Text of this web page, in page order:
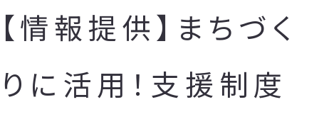
【情報提供】まちづく
りに活用！支援制度